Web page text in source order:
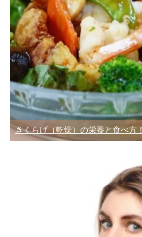
きくらげ（乾燥）の栄養と食べ方！